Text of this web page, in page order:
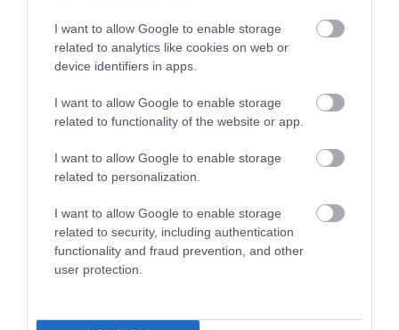
I want to allow Google to enable storage
related to analytics like cookies on web or
device identifiers in apps.
I want to allow Google to enable storage
related to functionality of the website or app.
I want to allow Google to enable storage
related to personalization.
I want to allow Google to enable storage
related to security, including authentication
functionality and fraud prevention, and other
user protection.
PRONEWS.GR /ΚΟΙΝΩΝΙΑ
ημερών έχασε τη ζωή του μετά την άνιση